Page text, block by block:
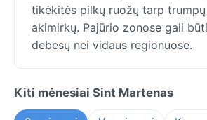
tikėkitės pilkų ruožų tarp trumpų
akimirkų. Pajūrio zonose gali
debesų nei vidaus regionuose.
Kiti mėnesiai Sint Martenas